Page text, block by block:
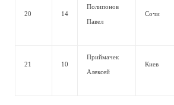
20 14
Полипонов
Павел
Сочи
21 10
Приймачек
Алексей
Киев